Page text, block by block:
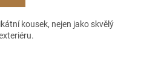
kousek, nejen jako skvělý